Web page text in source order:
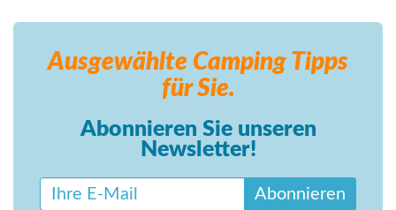
Ausgewählte Camping Tipps
für Sie.
Abonnieren Sie unseren
Newsletter!
Abonnieren